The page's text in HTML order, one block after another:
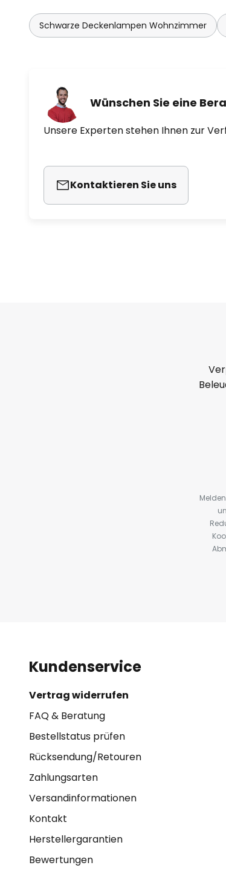
Schwarze Deckenlampen Wohnzimmer
Wünschen Sie eine
Unsere Experten stehen Ihnen zur
Kontaktieren Sie uns
Kundenservice
Vertrag widerrufen
FAQ & Beratung
Bestellstatus prüfen
Rücksendung/Retouren
Zahlungsarten
Versandinformationen
Kontakt
Herstellergarantien
Bewertungen